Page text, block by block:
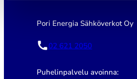
Pori Energia Sähköverkot Oy
02 621 2050
Puhelinpalvelu avoinna: